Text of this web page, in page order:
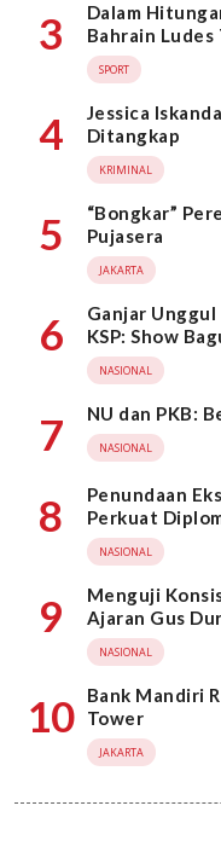
3
Dalam
Bahrain Ludes
SPORT
4
Jessica
Ditangkap
KRIMINAL
5
“Bongkar”
Pujasera
JAKARTA
6
Ganjar Unggul
KSP: Show
NASIONAL
7 NU dan PKB:
NASIONAL
8
Penundaan
Perkuat
NASIONAL
9
Menguji
Ajaran Gus Dur
NASIONAL
10
Bank Mandiri
Tower
JAKARTA